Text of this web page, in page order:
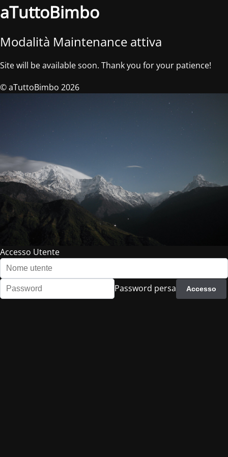
aTuttoBimbo
Modalità Maintenance attiva
Site will be available soon. Thank you for your patience!
© aTuttoBimbo 2026
Accesso Utente
Password persa